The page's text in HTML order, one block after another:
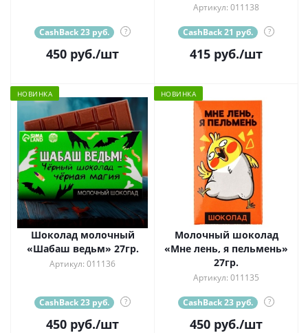
CashBack 23 руб. ?
450 руб./шт
Артикул: 011138
CashBack 21 руб. ?
415 руб./шт
НОВИНКА
Шоколад молочный
«Шабаш ведьм» 27гр.
Артикул: 011136
CashBack 23 руб. ?
450 руб./шт
НОВИНКА
Молочный шоколад
«Мне лень, я пельмень»
27гр.
Артикул: 011135
CashBack 23 руб. ?
450 руб./шт